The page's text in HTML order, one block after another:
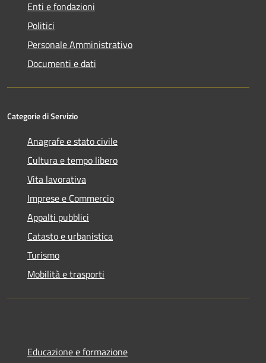
Enti e fondazioni
Politici
Personale Amministrativo
Documenti e dati
Categorie di Servizio
Anagrafe e stato civile
Cultura e tempo libero
Vita lavorativa
Imprese e Commercio
Appalti pubblici
Catasto e urbanistica
Turismo
Mobilità e trasporti
Educazione e formazione